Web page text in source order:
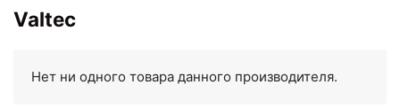
Valtec
Нет ни одного товара данного производителя.